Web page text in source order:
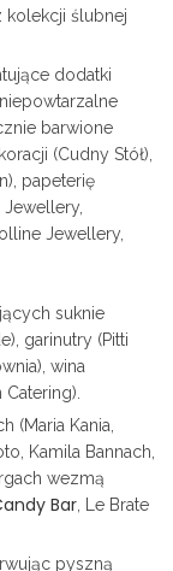
kolekcji ślubnej
dodatki
barwione
(Cudny Stół),
papeterię
Jewellery,
suknie
garinutry (Pitti
wina
(Maria Kania,
Kamila Bannach,
wezmą
Bar , Le Brate
pyszną